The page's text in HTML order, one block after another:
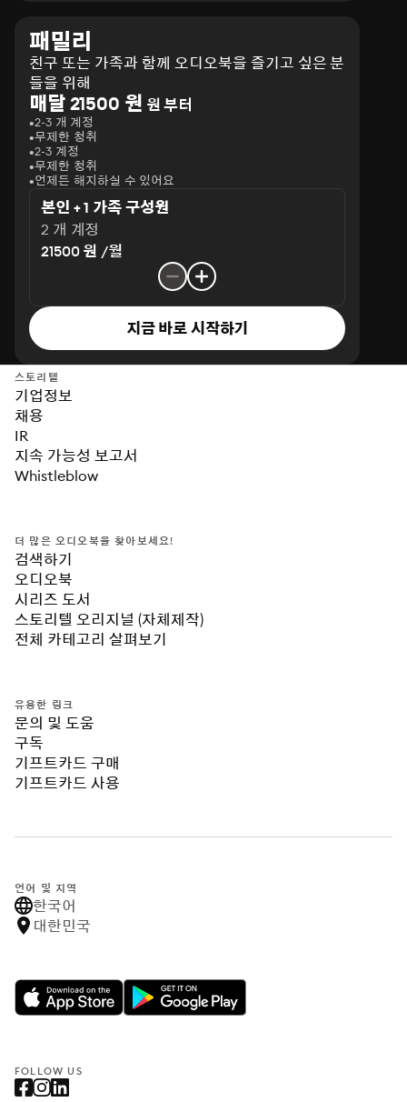
패밀리
친구 또는 가족과 함께 오디오북을 즐기고 싶은 분
들을 위해
매달 21500 원 원 부터
2-3 개 계정
무제한 청취
2-3 계정
무제한 청취
언제든 해지하실 수 있어요
본인 + 1 가족 구성원
2 개 계정
21500 원 /월
지금 바로 시작하기
스토리텔
기업정보
채용
IR
지속 가능성 보고서
Whistleblow
더 많은 오디오북을 찾아보세요!
검색하기
오디오북
시리즈 도서
스토리텔 오리지널 (자체제작)
전체 카테고리 살펴보기
유용한 링크
문의 및 도움
구독
기프트카드 구매
기프트카드 사용
언어 및 지역
한국어
대한민국
FOLLOW US